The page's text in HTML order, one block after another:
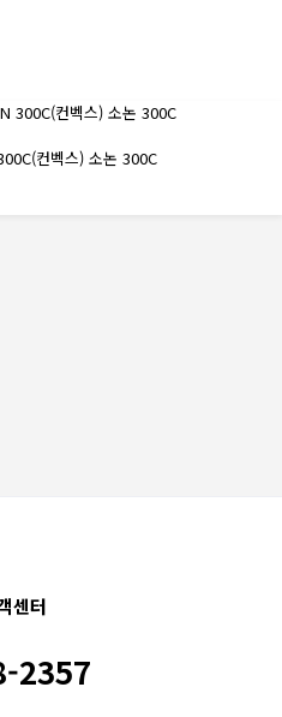
컨벡스) 소논 300C
센터
2357